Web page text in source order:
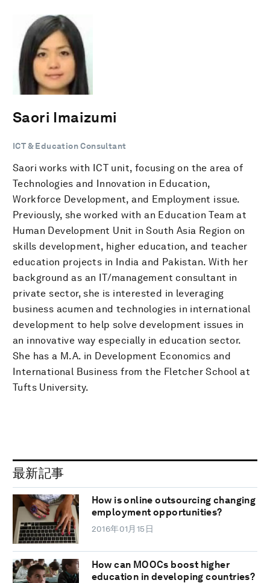
Saori Imaizumi
ICT & Education Consultant
Saori works with ICT unit, focusing on the area of
Technologies and Innovation in Education,
Workforce Development, and Employment issue.
Previously, she worked with an Education Team at
Human Development Unit in South Asia Region on
skills development, higher education, and teacher
education projects in India and Pakistan. With her
background as an IT/management consultant in
private sector, she is interested in leveraging
business acumen and technologies in international
development to help solve development issues in
an innovative way especially in education sector.
She has a M.A. in Development Economics and
International Business from the Fletcher School at
Tufts University.
最新記事
How is online outsourcing changing
employment opportunities?
2016年01月15日
How can MOOCs boost higher
education in developing countries?